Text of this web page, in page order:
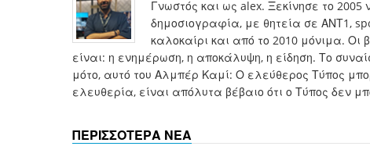
Γνωστός και ως alex. Ξεκίνησε το
δημοσιογραφία, με θητεία σε ΑΝΤ1,
καλοκαίρι και από το 2010 μόνιμα. Οι
είναι: η ενημέρωση, η αποκάλυψη, η είδηση. Το
μότο, αυτό του Αλμπέρ Καμί: Ο ελεύθερος Τύπος
ελευθερία, είναι απόλυτα βέβαιο ότι ο Τύπος δεν
ΠΕΡΙΣΣΟΤΕΡΑ ΝΕΑ